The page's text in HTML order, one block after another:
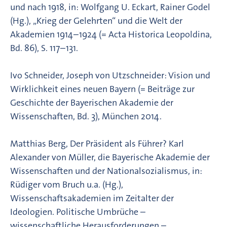
und nach 1918, in: Wolfgang U. Eckart, Rainer Godel
(Hg.), „Krieg der Gelehrten“ und die Welt der
Akademien 1914–1924 (= Acta Historica Leopoldina,
Bd. 86), S. 117–131.
Ivo Schneider, Joseph von Utzschneider: Vision und
Wirklichkeit eines neuen Bayern (= Beiträge zur
Geschichte der Bayerischen Akademie der
Wissenschaften, Bd. 3), München 2014.
Matthias Berg, Der Präsident als Führer? Karl
Alexander von Müller, die Bayerische Akademie der
Wissenschaften und der Nationalsozialismus, in:
Rüdiger vom Bruch u.a. (Hg.),
Wissenschaftsakademien im Zeitalter der
Ideologien. Politische Umbrüche –